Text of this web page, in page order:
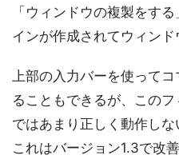
「ウィンドウの複製をす
インが作成されてウィンド
上部の入力バーを使って
ることもできるが、この
ではあまり正しく動作しな
これはバージョン1.3で改